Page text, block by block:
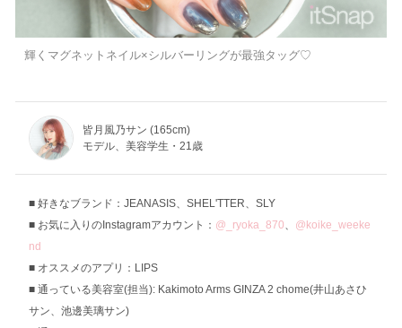
輝くマグネットネイル×シルバーリングが最強タッグ♡
皆月風乃サン (165cm)
モデル、美容学生・21歳
好きなブランド：JEANASIS、SHEL'TTER、SLY
お気に入りのInstagramアカウント： @_ryoka_870、 @koike_weeke
nd
オススメのアプリ：LIPS
通っている美容室(担当): Kakimoto Arms GINZA 2 chome(井山あさひ
サン、池邊美璃サン)